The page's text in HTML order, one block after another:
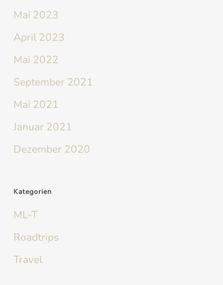
Mai 2023
April 2023
Mai 2022
September 2021
Mai 2021
Januar 2021
Dezember 2020
Kategorien
ML-T
Roadtrips
Travel